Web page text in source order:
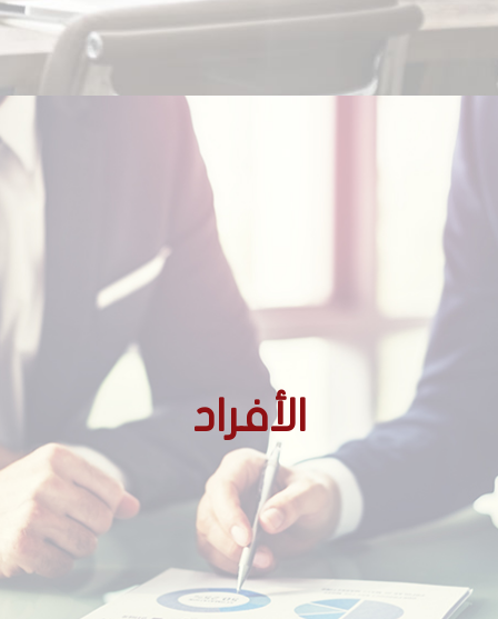
الأفراد
الأجانب غير المقيمين
الأجانب المقيمين
المغاربة المقيمين بالخارج
الطلاب المغاربة في الخارج